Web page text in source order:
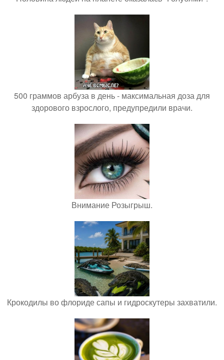
500 граммов арбуза в день - максимальная доза для
здорового взрослого, предупредили врачи.
Внимание Розыгрыш.
Крокодилы во флориде сапы и гидроскутеры захватили.